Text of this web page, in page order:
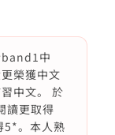
band1中
榮獲中文
中文。 於
讀更取得
5*。本人熟